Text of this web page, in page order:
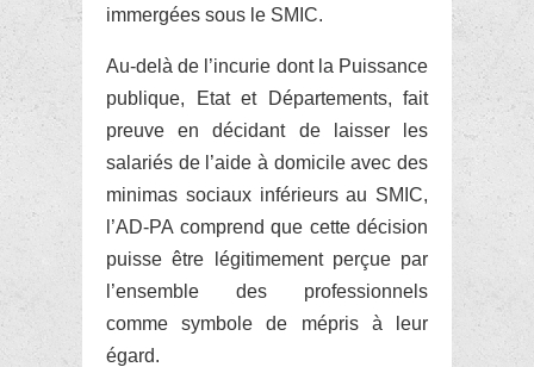
immergées sous le SMIC.
Au-delà de l’incurie dont la Puissance
publique, Etat et Départements, fait
preuve en décidant de laisser les
salariés de l’aide à domicile avec des
minimas sociaux inférieurs au SMIC,
l’AD-PA comprend que cette décision
puisse être légitimement perçue par
l’ensemble des professionnels
comme symbole de mépris à leur
égard.